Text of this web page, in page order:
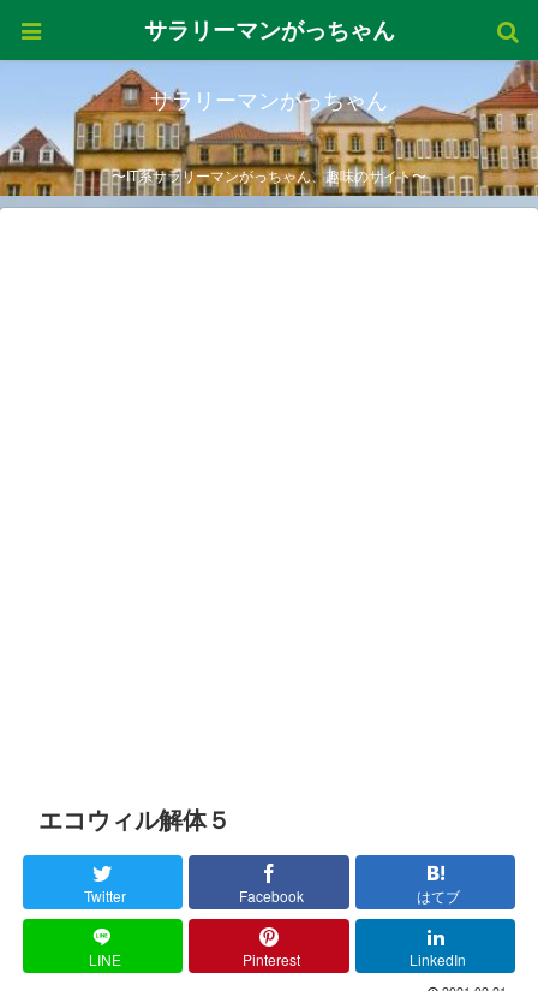
サラリーマンがっちゃん
〜IT系サラリーマンがっちゃん、趣味のサイト〜
エコウィル解体５
Twitter Facebook はてブ
LINE Pinterest LinkedIn
サラリーマンがっちゃん